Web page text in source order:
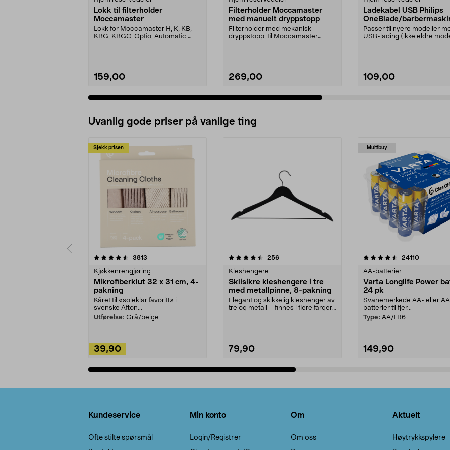
Lokk til filterholder
Moccamaster
Lokk for Moccamaster H, K, KB,
KBG, KBGC, Optio, Automatic,
159,00
Filterholder Moccamaster
med manuelt dryppstopp
Filterholder med mekanisk
dryppstopp, til Moccamaster
269,00
Ladekabel USB Philips
OneBlade/
Passer til nyere modeller
USB-lading (ikke eldre
109,00
Uvanlig gode priser på vanlige ting
Sjekk prisen
3813
Kjøkkenrengjøring
Mikrofiberklut 32 x 31 cm, 4-
pakning
Kåret til «soleklar favoritt» i
svenske Afton...
Utførelse: Grå/beige
39,90
4.5av 5 stjerner 256anmeldelser
Kleshengere
Sklisikre kleshengere i tre
med metallpinne, 8-pakning
Elegant og skikkelig kleshenger av
tre og metall – finnes i flere farger.
79,90
Multibuy
4.5av 5 stjerner 24110
AA-batterier
Varta Longlife Power
24 pk
Svanemerkede AA- eller
batterier til fjer...
Type: AA/LR6
149,90
4.5av 5 stjerner
Kundeservice
Ofte stilte spørsmål
Min konto
Login/Registrer
Om
Om oss
Aktuelt
Høytrykkspylere